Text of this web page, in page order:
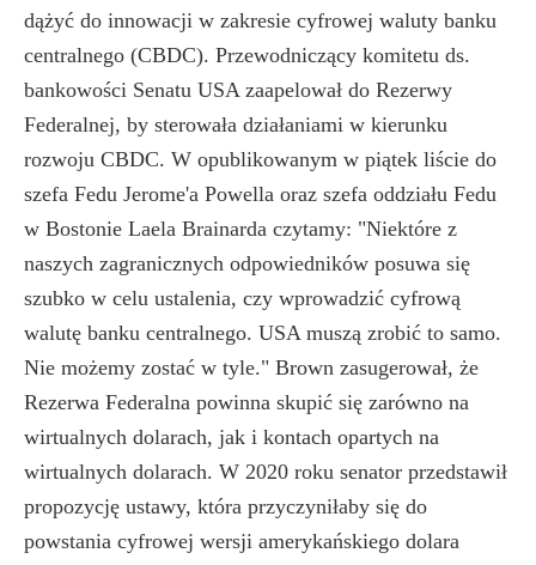
dążyć do innowacji w zakresie cyfrowej waluty banku
centralnego (CBDC). Przewodniczący komitetu ds.
bankowości Senatu USA zaapelował do Rezerwy
Federalnej, by sterowała działaniami w kierunku
rozwoju CBDC. W opublikowanym w piątek liście do
szefa Fedu Jerome'a Powella oraz szefa oddziału Fedu
w Bostonie Laela Brainarda czytamy: "Niektóre z
naszych zagranicznych odpowiedników posuwa się
szubko w celu ustalenia, czy wprowadzić cyfrową
walutę banku centralnego. USA muszą zrobić to samo.
Nie możemy zostać w tyle." Brown zasugerował, że
Rezerwa Federalna powinna skupić się zarówno na
wirtualnych dolarach, jak i kontach opartych na
wirtualnych dolarach. W 2020 roku senator przedstawił
propozycję ustawy, która przyczyniłaby się do
powstania cyfrowej wersji amerykańskiego dolara